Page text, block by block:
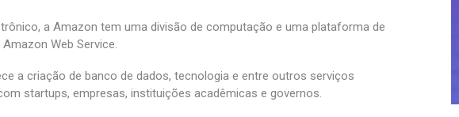
a Amazon tem uma divisão de computação e uma plataforma de
Web Service.
a criação de banco de dados, tecnologia e entre outros serviços
startups, empresas, instituições acadêmicas e governos.